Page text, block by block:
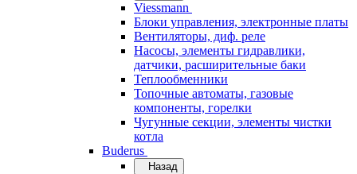
Viessmann
Блоки управления, электронные платы
Вентиляторы, диф. реле
Насосы, элементы гидравлики,
датчики, расширительные баки
Теплообменники
Топочные автоматы, газовые
компоненты, горелки
Чугунные секции, элементы чистки
котла
Buderus
Назад